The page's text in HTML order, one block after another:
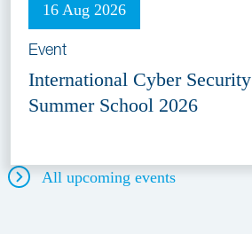
16 Aug 2026
Event
International Cyber Security
Summer School 2026
All upcoming events